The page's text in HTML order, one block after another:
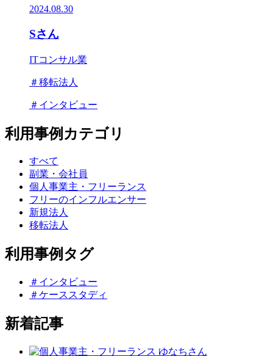
2024.08.30
Sさん
ITコンサル業
＃移転法人
＃インタビュー
利用事例カテゴリ
すべて
副業・会社員
個人事業主・フリーランス
フリーのインフルエンサー
新規法人
移転法人
利用事例タグ
＃インタビュー
＃ケーススタディ
新着記事